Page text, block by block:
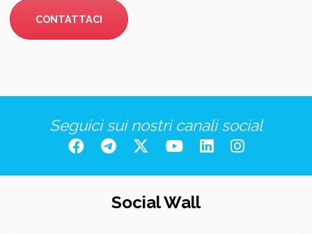
CONTATTACI
Seguici sui nostri canali social
Social Wall